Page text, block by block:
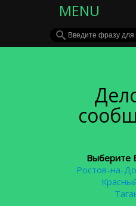
MENU
Выберите
Ростов-на-